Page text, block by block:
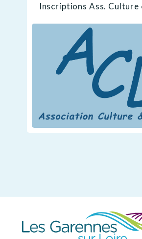
Inscriptions Ass. Culture